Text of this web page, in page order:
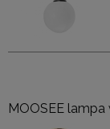
MOOSEE lampa